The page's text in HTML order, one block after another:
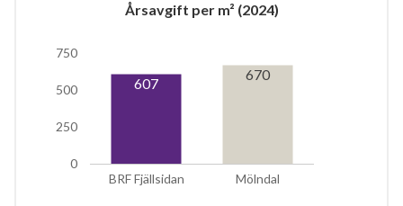
Årsavgift per m² (2024)
BRF Fjällsidan Mölndal
0
250
500
750
607
670